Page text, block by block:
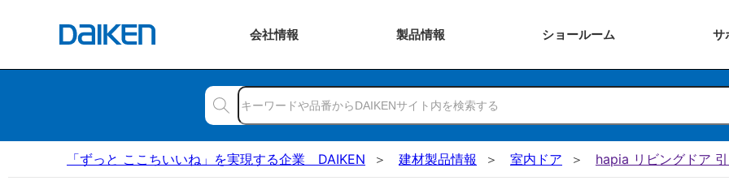
会社情報 製品情報 ショールーム サ
「ずっと ここちいいね」を実現する企業 DAIKEN 建材製品情報 室内ドア hapia リビングドア